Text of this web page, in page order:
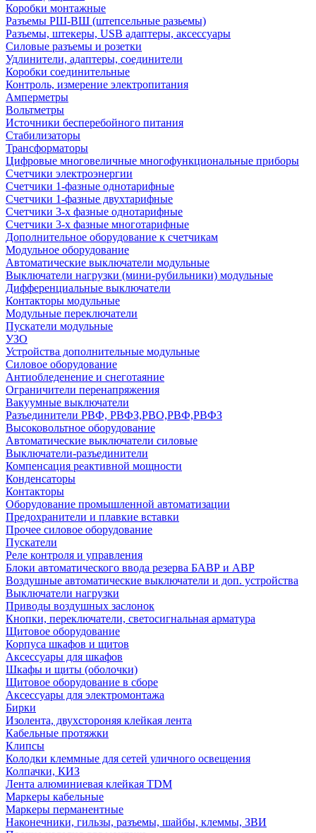
Коробки монтажные
Разъемы РШ-ВШ (штепсельные разьемы)
Разъемы, штекеры, USB адаптеры, аксессуары
Силовые разъемы и розетки
Удлинители, адаптеры, соединители
Коробки соединительные
Контроль, измерение электропитания
Амперметры
Вольтметры
Источники бесперебойного питания
Стабилизаторы
Трансформаторы
Цифровые многовеличные многофункциональные приборы
Счетчики электроэнергии
Счетчики 1-фазные однотарифные
Счетчики 1-фазные двухтарифные
Счетчики 3-х фазные однотарифные
Счетчики 3-х фазные многотарифные
Дополнительное оборудование к счетчикам
Модульное оборудование
Автоматические выключатели модульные
Выключатели нагрузки (мини-рубильники) модульные
Дифференциальные выключатели
Контакторы модульные
Модульные переключатели
Пускатели модульные
УЗО
Устройства дополнительные модульные
Силовое оборудование
Антиобледенение и снеготаяние
Ограничители перенапряжения
Вакуумные выключатели
Разъединители РВФ, РВФЗ,РВО,РВФ,РВФЗ
Высоковольтное оборудование
Автоматические выключатели cиловые
Выключатели-разъединители
Компенсация реактивной мощности
Конденсаторы
Контакторы
Оборудование промышленной автоматизации
Предохранители и плавкие вставки
Прочее силовое оборудование
Пускатели
Реле контроля и управления
Блоки автоматического ввода резерва БАВР и АВР
Воздушные автоматические выключатели и доп. устройства
Выключатели нагрузки
Приводы воздушных заслонок
Кнопки, переключатели, светосигнальная арматура
Щитовое оборудование
Корпуса шкафов и щитов
Аксессуары для шкафов
Шкафы и щиты (оболочки)
Щитовое оборудование в сборе
Аксессуары для электромонтажа
Бирки
Изолента, двухстороняя клейкая лента
Кабельные протяжки
Клипсы
Колодки клеммные для сетей уличного освещения
Колпачки, КИЗ
Лента алюминиевая клейкая TDM
Маркеры кабельные
Маркеры перманентные
Наконечники, гильзы, разъемы, шайбы, клеммы, ЗВИ